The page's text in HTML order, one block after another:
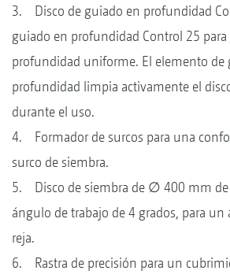
3. Disco de guiado en profundidad
guiado en profundidad Control 25
profundidad uniforme. El elemento de
profundidad limpia activamente el
durante el uso.
4. Formador de surcos para una
surco de siembra.
5. Disco de siembra de ∅ 400 mm de
ángulo de trabajo de 4 grados, para un
reja.
6. Rastra de precisión para un